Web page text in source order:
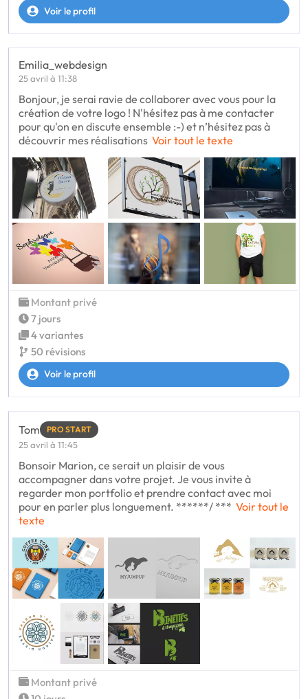
Voir le profil
Emilia_webdesign
25 avril à 11:38
Bonjour, je serai ravie de collaborer avec vous pour la
création de votre logo ! N'hésitez pas à me contacter
pour qu'on en discute ensemble :-) et n’hésitez pas à
découvrir mes réalisations Voir tout le texte
Montant privé
7 jours
4 variantes
50 révisions
Voir le profil
Tom PRO START
25 avril à 11:45
Bonsoir Marion, ce serait un plaisir de vous
accompagner dans votre projet. Je vous invite à
regarder mon portfolio et prendre contact avec moi
pour en parler plus longuement. ******/ *** Voir tout le
texte
Montant privé